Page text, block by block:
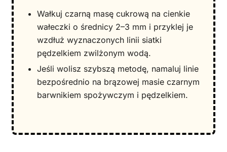
Wałkuj czarną masę cukrową na cienkie
wałeczki o średnicy 2–3 mm i przyklej je
wzdłuż wyznaczonych linii siatki
pędzelkiem zwilżonym wodą.
Jeśli wolisz szybszą metodę, namaluj linie
bezpośrednio na brązowej masie czarnym
barwnikiem spożywczym i pędzelkiem.